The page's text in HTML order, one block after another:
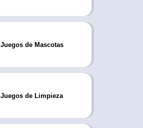
Juegos de Mascotas
Juegos de Limpieza